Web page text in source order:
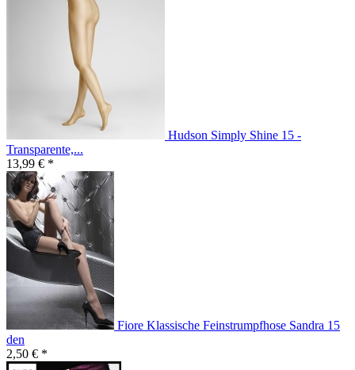
Hudson Simply Shine 15 -
Transparente,...
13,99 € *
Fiore Klassische Feinstrumpfhose Sandra 15
den
2,50 € *